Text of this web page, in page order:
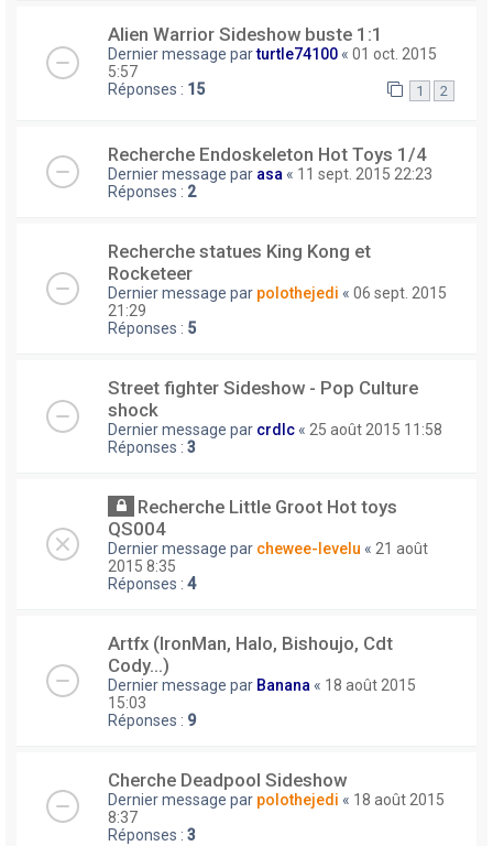
Alien Warrior Sideshow buste 1:1
Dernier message parturtle74100 « 01 oct. 2015
5:57
Réponses : 15 1 2
Recherche Endoskeleton Hot Toys 1/4
Dernier message par asa « 11 sept. 2015 22:23
Réponses : 2
Recherche statues King Kong et
Rocketeer
Dernier message par polothejedi « 06 sept. 2015
21:29
Réponses : 5
Street fighter Sideshow - Pop Culture
shock
Dernier message par crdlc « 25 août 2015 11:58
Réponses : 3
Recherche Little Groot Hot toys
QS004
Dernier message par chewee-levelu « 21 août
2015 8:35
Réponses : 4
Artfx (IronMan, Halo, Bishoujo, Cdt
Cody...)
Dernier message par Banana « 18 août 2015
15:03
Réponses : 9
Cherche Deadpool Sideshow
Dernier message par polothejedi « 18 août 2015
8:37
Réponses : 3